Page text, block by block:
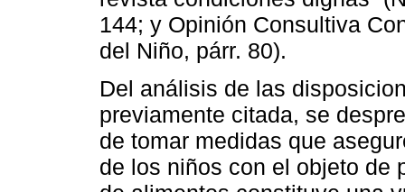
144; y Opinión Consultiva
del Niño, párr. 80).
Del análisis de las
previamente citada, se
de tomar medidas que
de los niños con el objeto de